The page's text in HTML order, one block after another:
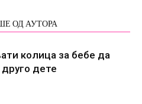
ОД АУТОРА
колица за бебе да
друго дете